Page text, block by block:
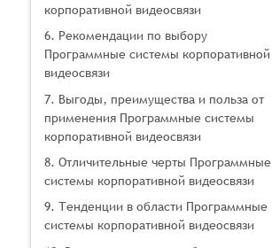
корпоративной видеосвязи
6. Рекомендации по выбору
Программные системы корпоративной
видеосвязи
7. Выгоды, преимущества и польза от
применения Программные системы
корпоративной видеосвязи
8. Отличительные черты Программные
системы корпоративной видеосвязи
9. Тенденции в области Программные
системы корпоративной видеосвязи